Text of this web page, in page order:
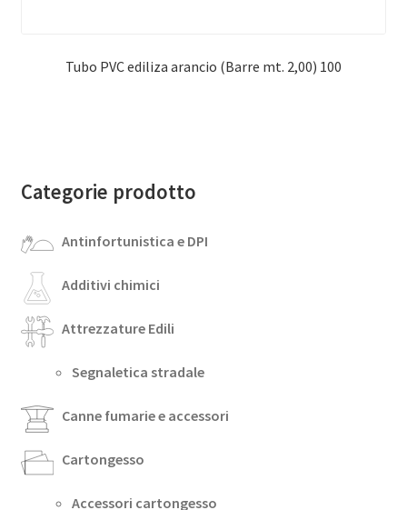
Tubo PVC ediliza arancio (Barre mt. 2,00) 100
Categorie prodotto
Antinfortunistica e DPI
Additivi chimici
Attrezzature Edili
Segnaletica stradale
Canne fumarie e accessori
Cartongesso
Accessori cartongesso